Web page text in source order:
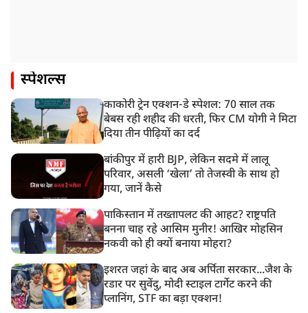
स्पेशल्स
काकोरी ट्रेन एक्शन-डे स्पेशल: 70 साल तक
बेबस रही शहीद की धरती, फिर CM योगी ने मिटा
दिया तीन पीढ़ियों का दर्द
बांकीपुर में हारी BJP, लेकिन सदमे में लालू
परिवार, असली ‘खेला’ तो तेजस्वी के साथ हो
गया, जानें कैसे
पाकिस्तान में तख्तापलट की आहट? राष्ट्रपति
बनना चाह रहे आसिम मुनीर! आखिर मोहसिन
नकवी को ही क्यों बनाया मोहरा?
इशरत जहां के बाद अब अर्पिता सरकार...जैश के
रडार पर सुवेंदु, मोदी स्टाइल टार्गेट करने की
प्लानिंग, STF का बड़ा एक्शन!